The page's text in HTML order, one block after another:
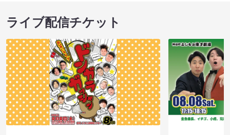
ライブ配信チケット